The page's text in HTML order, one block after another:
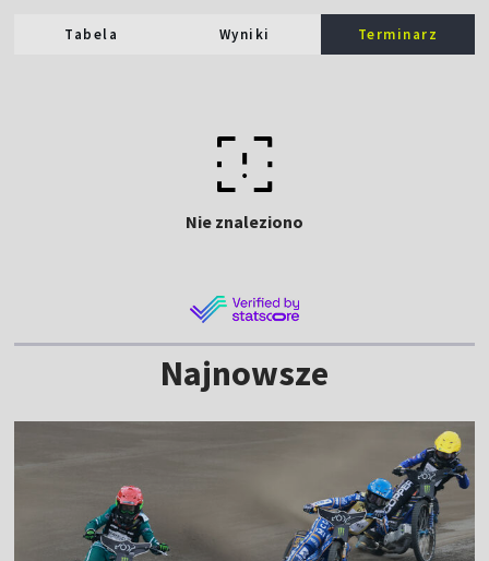
Tabela Wyniki Terminarz
Nie znaleziono
Najnowsze